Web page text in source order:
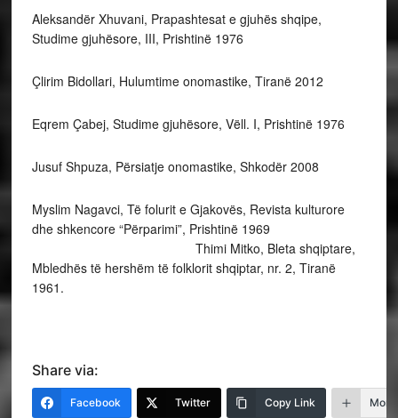
Aleksandër Xhuvani, Prapashtesat e gjuhës shqipe,
Studime gjuhësore, III, Prishtinë 1976
Çlirim Bidollari, Hulumtime onomastike, Tiranë 2012
Eqrem Çabej, Studime gjuhësore, Vëll. I, Prishtinë 1976
Jusuf Shpuza, Përsiatje onomastike, Shkodër 2008
Myslim Nagavci, Të folurit e Gjakovës, Revista kulturore
dhe shkencore “Përparimi”, Prishtinë 1969
Thimi Mitko, Bleta shqiptare,
Mbledhës të hershëm të folklorit shqiptar, nr. 2, Tiranë
1961.
Share via:
Facebook Twitter Copy Link More